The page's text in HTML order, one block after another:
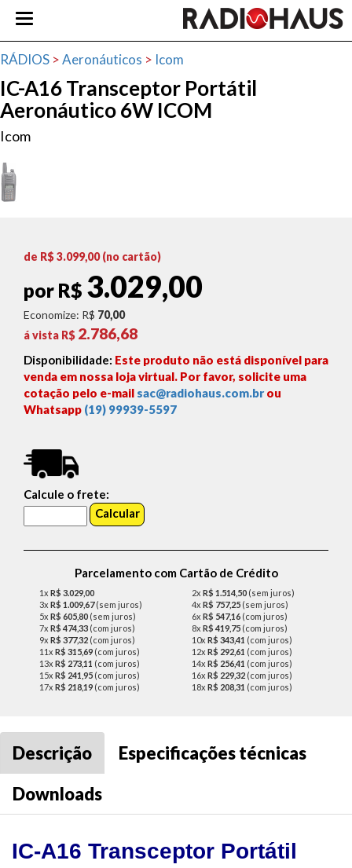
RÁDIOS >Aeronáuticos > Icom
IC-A16 Transceptor Portátil
Aeronáutico 6W ICOM
Icom
de R$3.099,00(no cartão)
por R$ 3.029,00
Economize: R$ 70,00
á vista R$ 2.786,68
Disponibilidade: Este produto não está disponível para
venda em nossa loja virtual. Por favor, solicite uma
cotação pelo e-mail sac@radiohaus.com.brou
Whatsapp (19) 99939-5597
Calcule o frete:
Parcelamento com Cartão de Crédito
1x R$ 3.029,00 2x R$ 1.514,50 (sem juros)
3x R$ 1.009,67(sem juros) 4x R$ 757,25 (sem juros)
5x R$ 605,80 (sem juros) 6x R$ 547,16 (com juros)
7x R$ 474,33 (com juros) 8x R$ 419,75 (com juros)
9x R$ 377,32 (com juros) 10x R$ 343,41 (com juros)
11x R$ 315,69 (com juros) 12x R$ 292,61 (com juros)
13x R$ 273,11 (com juros) 14x R$ 256,41 (com juros)
15x R$ 241,95 (com juros) 16x R$ 229,32 (com juros)
17x R$ 218,19 (com juros) 18x R$ 208,31 (com juros)
Descrição
Especificações técnicas
Downloads
IC-A16 Transceptor Portátil